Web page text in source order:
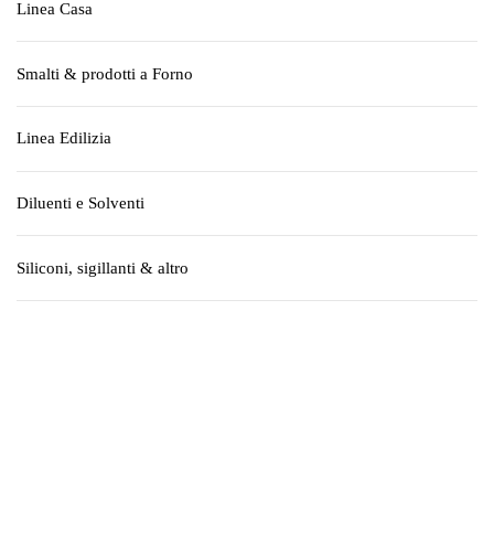
Linea Casa
Smalti & prodotti a Forno
Linea Edilizia
Diluenti e Solventi
Siliconi, sigillanti & altro